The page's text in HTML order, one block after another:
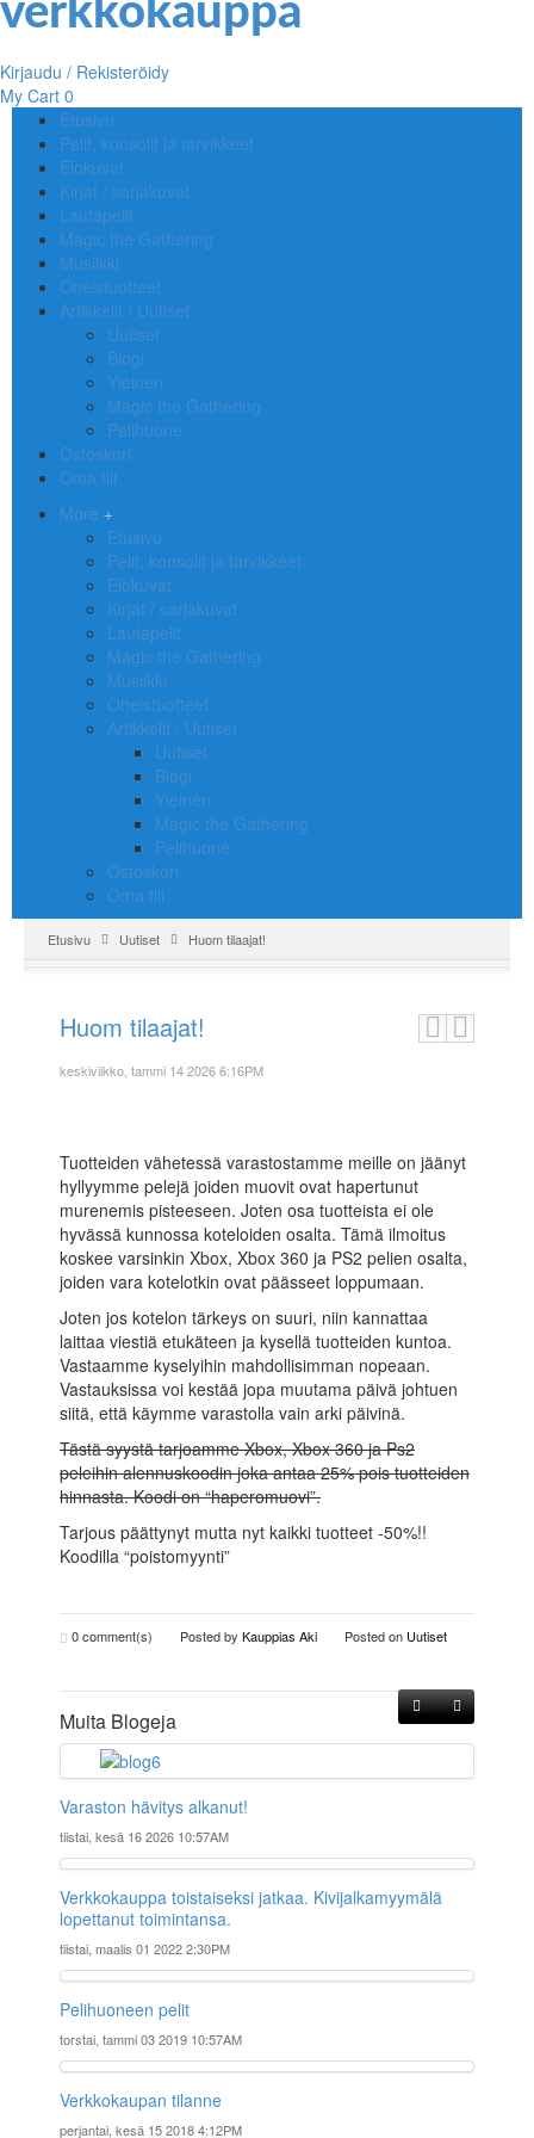
Kirjaudu / Rekisteröidy
My Cart 0
Etusivu
Pelit, konsolit ja tarvikkeet
Elokuvat
Kirjat / sarjakuvat
Lautapelit
Magic the Gathering
Musiikki
Oheistuotteet
Artikkelit / Uutiset
Uutiset
Blogi
Yleinen
Magic the Gathering
Pelihuone
Ostoskori
Oma tili
More
Etusivu
Pelit, konsolit ja tarvikkeet
Elokuvat
Kirjat / sarjakuvat
Lautapelit
Magic the Gathering
Musiikki
Oheistuotteet
Artikkelit / Uutiset
Uutiset
Blogi
Yleinen
Magic the Gathering
Pelihuone
Ostoskori
Oma tili
Etusivu Uutiset Huom tilaajat!
Huom tilaajat!
keskiviikko, tammi 14 2026 6:16PM
Tuotteiden vähetessä varastostamme meille on jäänyt
hyllyymme pelejä joiden muovit ovat hapertunut
murenemis pisteeseen. Joten osa tuotteista ei ole
hyvässä kunnossa koteloiden osalta. Tämä ilmoitus
koskee varsinkin Xbox, Xbox 360 ja PS2 pelien osalta,
joiden vara kotelotkin ovat päässeet loppumaan.
Joten jos kotelon tärkeys on suuri, niin kannattaa
laittaa viestiä etukäteen ja kysellä tuotteiden kuntoa.
Vastaamme kyselyihin mahdollisimman nopeaan.
Vastauksissa voi kestää jopa muutama päivä johtuen
siitä, että käymme varastolla vain arki päivinä.
Tästä syystä tarjoamme Xbox, Xbox 360 ja Ps2
peleihin alennuskoodin joka antaa 25% pois tuotteiden
hinnasta. Koodi on “haperomuovi”.
Tarjous päättynyt mutta nyt kaikki tuotteet -50%!!
Koodilla “poistomyynti”
0comment(s) Posted by Kauppias Aki Posted on Uutiset
Muita Blogeja
Varaston hävitys alkanut!
tiistai, kesä 16 2026 10:57AM
Verkkokauppa toistaiseksi jatkaa. Kivijalkamyymälä
lopettanut toimintansa.
tiistai, maalis 01 2022 2:30PM
Pelihuoneen pelit
torstai, tammi 03 2019 10:57AM
Verkkokaupan tilanne
perjantai, kesä 15 2018 4:12PM